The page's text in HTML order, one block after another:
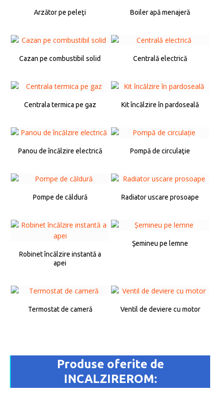
Arzător pe peleţi Boiler apă menajeră
Cazan pe combustibil solid Centrală electrică
Centrala termica pe gaz Kit încălzire în pardoseală
Panou de încălzire electrică Pompă de circulaţie
Pompe de căldură Radiator uscare prosoape
Robinet încălzire instantă a
apei
Şemineu pe lemne
Termostat de cameră Ventil de deviere cu motor
Produse oferite de
INCALZIREROM: